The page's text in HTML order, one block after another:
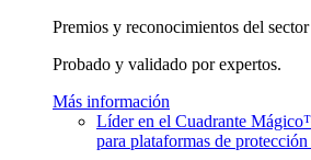
Premios y reconocimientos del sector
Probado y validado por expertos.
Más información
Líder en el Cuadrante
para plataformas de